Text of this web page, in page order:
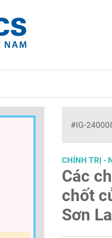
#IG-
CHÍNH TRỊ -
Các
chốt
Sơn